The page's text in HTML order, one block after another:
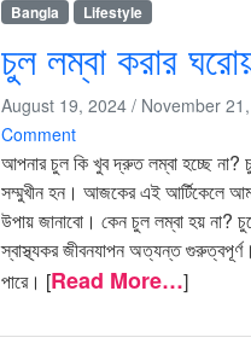
Bangla Lifestyle
চুল লম্বা করার
August 19, 2024 / November
Comment
আপনার চুল কি খুব দ্রুত লম্বা হচ্ছে না?
সম্মুখীন হন। আজকের এই আর্টিকেলে
উপায় জানাবো। কেন চুল লম্বা হয় না?
স্বাস্থ্যকর জীবনযাপন অত্যন্ত
পারে। [Read More…]